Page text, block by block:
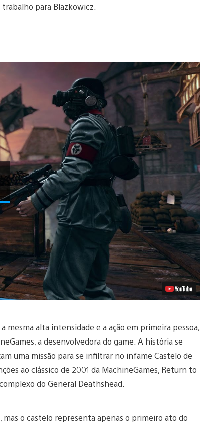
para Blazkowicz.
Reproduzir
Vídeo
mesma alta intensidade e a ação em primeira pessoa,
a desenvolvedora do game. A história se
uma missão para se infiltrar no infame Castelo de
ao clássico de 2001 da MachineGames, Return to
do General Deathshead.
o castelo representa apenas o primeiro ato do